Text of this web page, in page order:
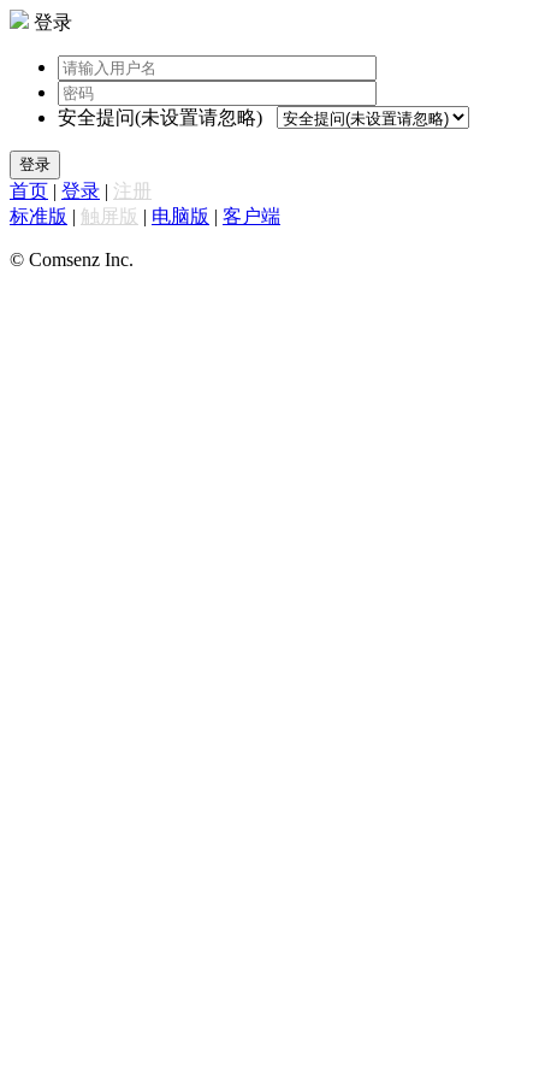
登录
安全提问(未设置请忽略)
登录
首页 | 登录 | 注册
标准版 | 触屏版 | 电脑版 | 客户端
© Comsenz Inc.